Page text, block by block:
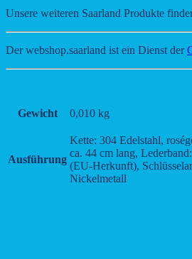
Unsere weiteren Saarland Produkte
Der webshop.saarland ist ein Dienst der
Gewicht 0,010 kg
Ausführung
Kette: 304 Edelstahl,
ca. 44 cm lang,
(EU-Herkunft),
Nickelmetall